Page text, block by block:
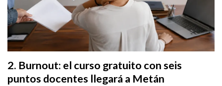
Burnout: el curso gratuito con seis
puntos docentes llegará a Metán